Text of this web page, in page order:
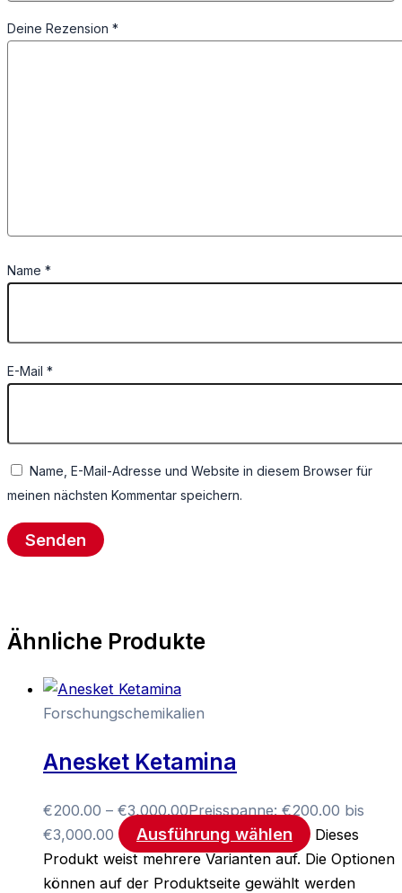
Deine Rezension *
Name *
E-Mail *
Name, E-Mail-Adresse und Website in diesem Browser für
meinen nächsten Kommentar speichern.
Ähnliche Produkte
Forschungschemikalien
Anesket Ketamina
€200.00 – €3,000.00Preisspanne: €200.00 bis
€3,000.00
Ausführung wählen
Dieses
Produkt weist mehrere Varianten auf. Die Optionen
können auf der Produktseite gewählt werden